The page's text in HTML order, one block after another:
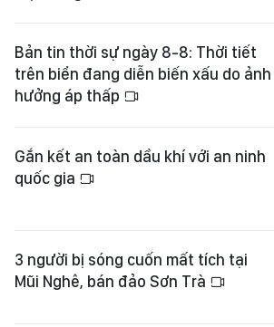
Bản tin thời sự ngày 8-8: Thời tiết
trên biển đang diễn biến xấu do ảnh
hưởng áp thấp
Gắn kết an toàn dầu khí với an ninh
quốc gia
3 người bị sóng cuốn mất tích tại
Mũi Nghê, bán đảo Sơn Trà